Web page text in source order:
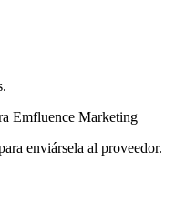
Emfluence Marketing
enviársela al proveedor.